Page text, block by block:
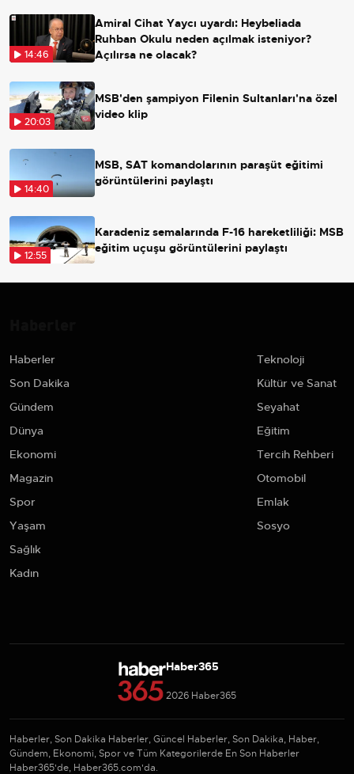
14:46
Amiral Cihat Yaycı uyardı: Heybeliada
Ruhban Okulu neden açılmak isteniyor?
Açılırsa ne olacak?
20:03
MSB'den şampiyon Filenin Sultanları'na özel
video klip
14:40
MSB, SAT komandolarının paraşüt eğitimi
görüntülerini paylaştı
12:55
Karadeniz semalarında F-16 hareketliliği: MSB
eğitim uçuşu görüntülerini paylaştı
Haberler
Son Dakika
Gündem
Dünya
Ekonomi
Magazin
Spor
Yaşam
Sağlık
Kadın
Teknoloji
Kültür ve Sanat
Seyahat
Eğitim
Tercih Rehberi
Otomobil
Emlak
Sosyo
Haber365
2026 Haber365
Haberler, Son Dakika Haberler, Güncel Haberler, Son Dakika, Haber,
Gündem, Ekonomi, Spor ve Tüm Kategorilerde En Son Haberler
Haber365'de, Haber365.com'da.